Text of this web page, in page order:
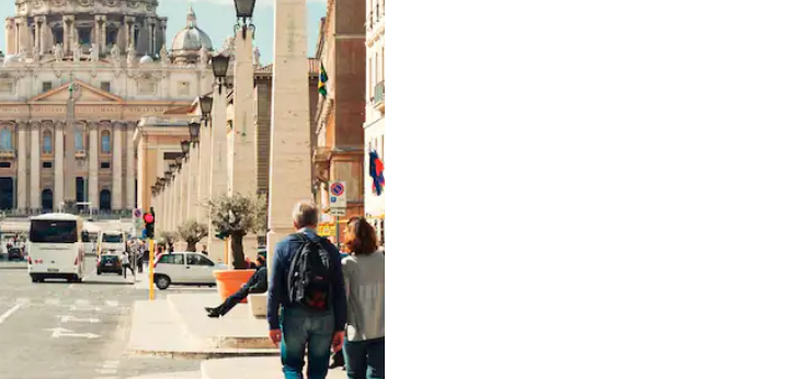
e para baixo do teclado ou tocando e deslizando o dedo na tela.